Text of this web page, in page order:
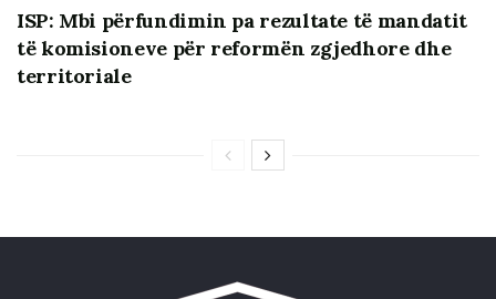
me akt të posaçëm,me rregulla të përcaktuara
qartë lidhur me organizimin dhe funksionimin e
platformës, çështjet që do t’i nënshtrohen
konsultim, afatin për dorëzimin e komenteve dhe
kuadrit rregullator me praktikat më të mira
ISP: Mbi përfundimin pa rezultate të mandatit
të komisioneve për reformën zgjedhore dhe
territoriale